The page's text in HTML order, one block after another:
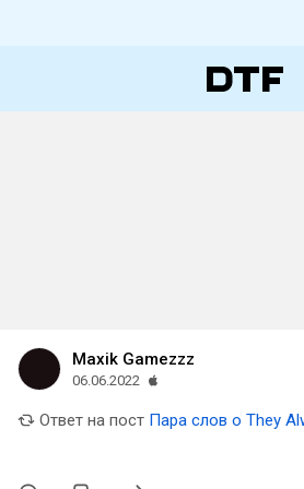
Maxik Gamezzz
06.06.2022
Ответ на пост Пара слов о They